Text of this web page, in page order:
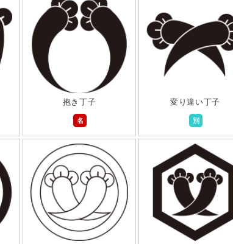
抱き丁子
名
変り違い丁子
別